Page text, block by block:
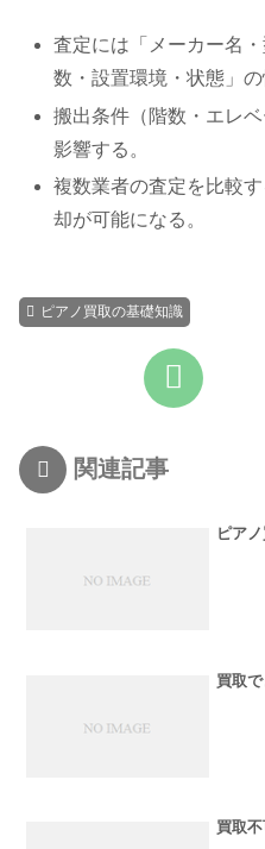
査定には「メーカー名
数・設置環境・状態」の
搬出条件（階数・エレ
影響する。
複数業者の査定を比較
却が可能になる。
ピアノ買取の基礎知識
関連記事
ピア
買取
買取